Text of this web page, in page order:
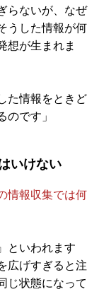
らないが、なぜ
うした情報が何
想が生まれま
た情報をときど
のです」
いけない
情報収集では何
といわれます
広げすぎると注
じ状態になって